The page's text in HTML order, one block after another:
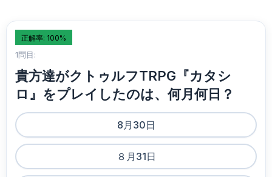
正解率: 100%
1問目:
貴方達がクトゥルフTRPG『カタシ
ロ』をプレイしたのは、何月何日？
8月30日
８月31日